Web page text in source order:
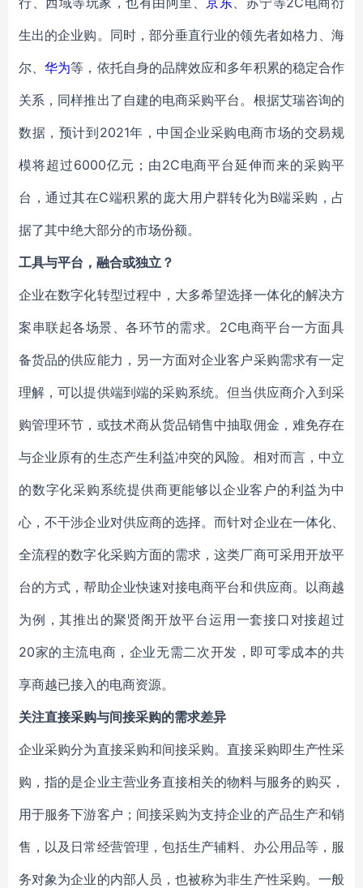
生出的企业购。同时，部分垂直行业的领先者如格力、海
尔、华为等，依托自身的品牌效应和多年积累的稳定合作
关系，同样推出了自建的电商采购平台。根据艾瑞咨询的
数据，预计到2021年，中国企业采购电商市场的交易规
模将超过6000亿元；由2C电商平台延伸而来的采购平
台，通过其在C端积累的庞大用户群转化为B端采购，占
据了其中绝大部分的市场份额。
工具与平台，融合或独立？
企业在数字化转型过程中，大多希望选择一体化的解决方
案串联起各场景、各环节的需求。2C电商平台一方面具
备货品的供应能力，另一方面对企业客户采购需求有一定
理解，可以提供端到端的采购系统。但当供应商介入到采
购管理环节，或技术商从货品销售中抽取佣金，难免存在
与企业原有的生态产生利益冲突的风险。相对而言，中立
的数字化采购系统提供商更能够以企业客户的利益为中
心，不干涉企业对供应商的选择。而针对企业在一体化、
全流程的数字化采购方面的需求，这类厂商可采用开放平
台的方式，帮助企业快速对接电商平台和供应商。以商越
为例，其推出的聚贤阁开放平台运用一套接口对接超过
20家的主流电商，企业无需二次开发，即可零成本的共
享商越已接入的电商资源。
关注直接采购与间接采购的需求差异
企业采购分为直接采购和间接采购。直接采购即生产性采
购，指的是企业主营业务直接相关的物料与服务的购买，
用于服务下游客户；间接采购为支持企业的产品生产和销
售，以及日常经营管理，包括生产辅料、办公用品等，服
务对象为企业的内部人员，也被称为非生产性采购。一般